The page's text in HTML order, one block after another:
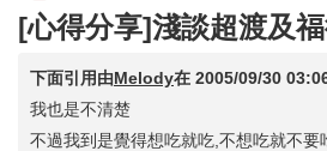
[心得分享]淺談超渡及
下面引用由Melody在 2005/09/30
我也是不清楚
不過我到是覺得想吃就吃,不想吃就不要